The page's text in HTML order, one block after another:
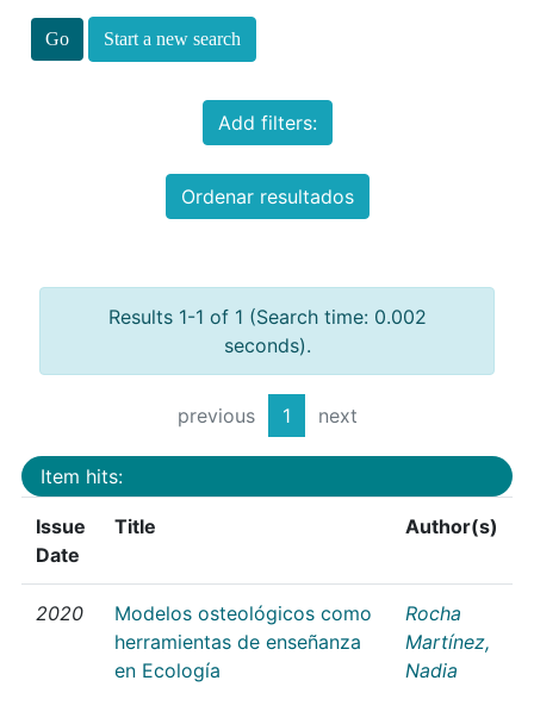
Start a new search
Add filters:
Ordenar resultados
Results 1-1 of 1 (Search time: 0.002
seconds).
previous 1 next
Item hits:
Issue
Date
Title Author(s)
2020
Modelos osteológicos como
herramientas de enseñanza
en Ecología
Rocha
Martínez,
Nadia